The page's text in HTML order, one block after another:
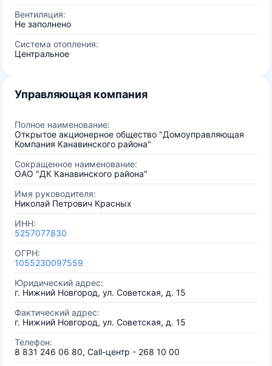
Вентиляция:
Не заполнено
Система отопления:
Центральное
Управляющая компания
Полное наименование:
Открытое акционерное общество "Домоуправляющая
Компания Канавинского района"
Сокращенное наименование:
ОАО "ДК Канавинского района"
Имя руководителя:
Николай Петрович Красных
ИНН:
5257077830
ОГРН:
1055230097559
Юридический адрес:
г. Нижний Новгород, ул. Советская, д. 15
Фактический адрес:
г. Нижний Новгород, ул. Советская, д. 15
Телефон:
8 831 246 06 80, Call-центр - 268 10 00